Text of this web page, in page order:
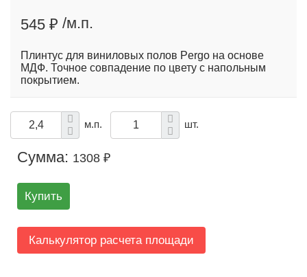
545 ₽ /м.п.
Плинтус для виниловых полов Pergo на основе
МДФ. Точное совпадение по цвету с напольным
покрытием.
м.п. шт.
Сумма: 1308 ₽
Купить
Калькулятор расчета площади